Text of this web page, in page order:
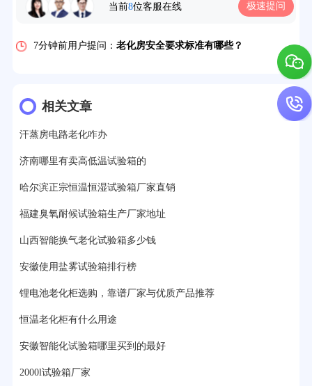
当前8位客服在线 极速提问
5分钟前用户提问： 高温恒温试验箱待机温度多少？
7分钟前用户提问： 老化房安全要求标准有哪些？
12分钟前用户提问：
13分钟前用户提问：
15分钟前用户提问：高低温试验箱玻璃用什么材料？
17分钟前用户提问：步入式老化房有多大的？
22分钟前用户提问：紫外线老化箱辐照时间是多久？
25分钟前用户提问：老化箱和干燥箱区别？
27分钟前用户提问：移动电源老化柜与电池柜的区别？
32分钟前用户提问：氙灯老化试验箱价格多少？
2分钟前用户提问：大型高温老化房价格多少钱？
相关文章
汗蒸房电路老化咋办
济南哪里有卖高低温试验箱的
哈尔滨正宗恒温恒湿试验箱厂家直销
福建臭氧耐候试验箱生产厂家地址
山西智能换气老化试验箱多少钱
安徽使用盐雾试验箱排行榜
锂电池老化柜选购，靠谱厂家与优质产品推荐
恒温老化柜有什么用途
安徽智能化试验箱哪里买到的最好
2000l试验箱厂家